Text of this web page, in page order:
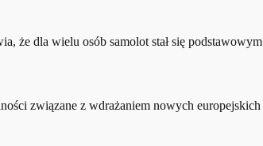
że dla wielu osób samolot stał się
związane z wdrażaniem nowych europejskich